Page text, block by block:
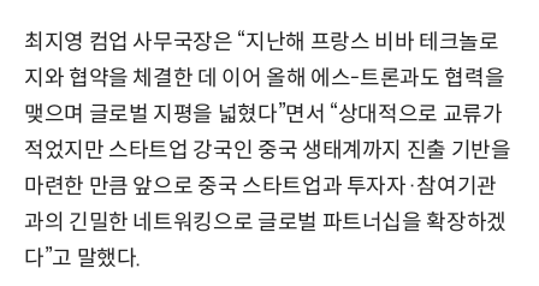
최지영 컴업 사무국장은 “지난해 프랑스 비바 테크놀로
지와 협약을 체결한 데 이어 올해 에스-트론과도 협력을
맺으며 글로벌 지평을 넓혔다”면서 “상대적으로 교류가
적었지만 스타트업 강국인 중국 생태계까지 진출 기반을
마련한 만큼 앞으로 중국 스타트업과 투자자·참여기관
과의 긴밀한 네트워킹으로 글로벌 파트너십을 확장하겠
다”고 말했다.